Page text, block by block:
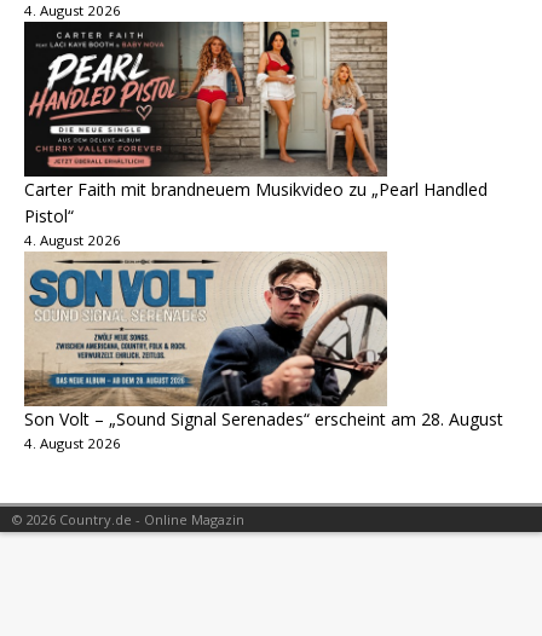
4. August 2026
Carter Faith mit brandneuem Musikvideo zu „Pearl Handled
Pistol“
4. August 2026
Son Volt – „Sound Signal Serenades“ erscheint am 28. August
4. August 2026
© 2026 Country.de - Online Magazin